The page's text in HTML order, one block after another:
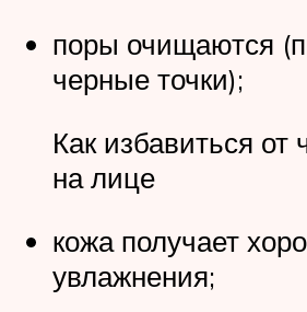
поры очищаются
черные точки);
Как избавиться от
на лице
кожа получает
увлажнения;